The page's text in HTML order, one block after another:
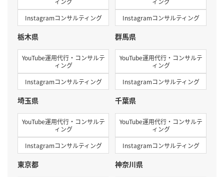
Instagramコンサルティング
Instagramコンサルティング
栃木県
YouTube運用代行・コンサルテ
ィング
Instagramコンサルティング
群馬県
YouTube運用代行・コンサルテ
ィング
Instagramコンサルティング
埼玉県
YouTube運用代行・コンサルテ
ィング
Instagramコンサルティング
千葉県
YouTube運用代行・コンサルテ
ィング
Instagramコンサルティング
東京都 神奈川県